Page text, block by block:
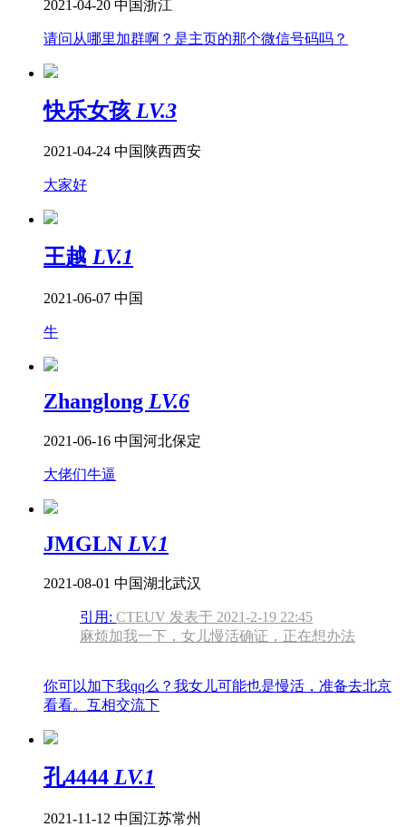
2021-04-20 中国浙江
请问从哪里加群啊？是主页的那个微信号码吗？
快乐女孩 LV.3
2021-04-24 中国陕西西安
大家好
王越 LV.1
2021-06-07 中国
牛
Zhanglong LV.6
2021-06-16 中国河北保定
大佬们牛逼
JMGLN LV.1
2021-08-01 中国湖北武汉
引用: CTEUV 发表于 2021-2-19 22:45
麻烦加我一下，女儿慢活确证，正在想办法
你可以加下我qq么？我女儿可能也是慢活，准备去北京
看看。互相交流下
孔4444 LV.1
2021-11-12 中国江苏常州